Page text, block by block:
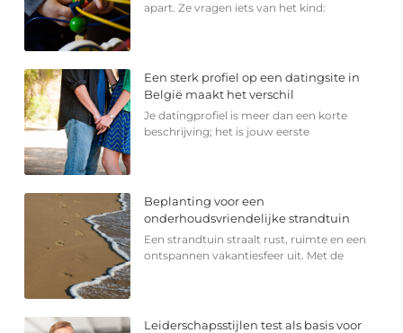
apart. Ze vragen iets van het kind:
Een sterk profiel op een datingsite in
België maakt het verschil
Je datingprofiel is meer dan een korte
beschrijving; het is jouw eerste
Beplanting voor een
onderhoudsvriendelijke strandtuin
Een strandtuin straalt rust, ruimte en een
ontspannen vakantiesfeer uit. Met de
Leiderschapsstijlen test als basis voor